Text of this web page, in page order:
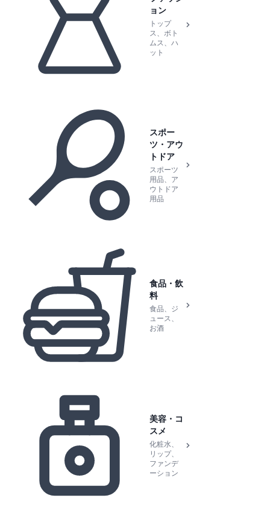
ョン
トップ
ス、ボト
ムス、ハ
ット
スポー
ツ・アウ
トドア
スポーツ
用品、ア
ウトドア
用品
食品・飲
料
食品、ジ
ュース、
お酒
美容・コ
スメ
化粧水、
リップ、
ファンデ
ーション